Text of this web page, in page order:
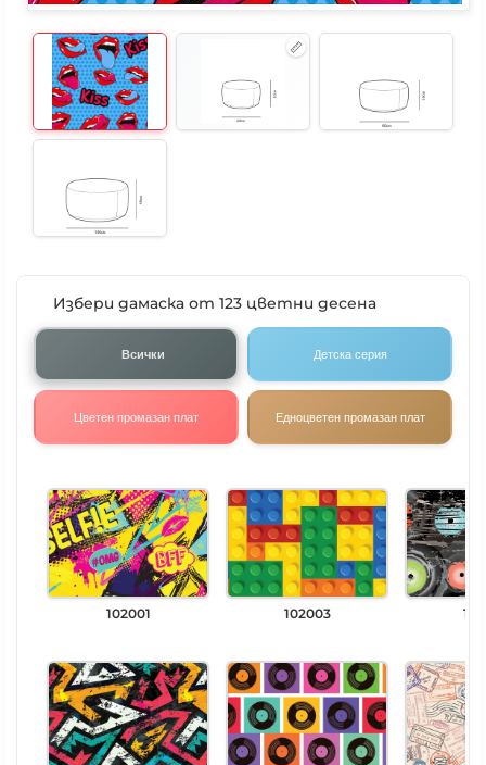
Избери дамаска от 123 цветни десена
Всички Детска серия
Цветен промазан плат Едноцветен промазан плат
102001 102003